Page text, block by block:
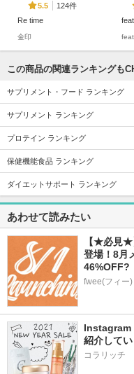
5.5
124件
Re time
金印 feat.
5.1
50件
Myism メンタルケ
アサプリメント
Myism
マ
ネ
5.9
132件
TURN Sparkling Wa
ter
この商品の関連ランキングも
サプリメント・フード ランキング
サプリメント ランキング
プロテイン ランキング
保健機能食品 ランキング
ダイエットサポート ランキング
あわせて読みたい
【★必見★
登場！8月
46%OFF?
fwee(フィー)
Instagram
紹介してい
コラリッチ